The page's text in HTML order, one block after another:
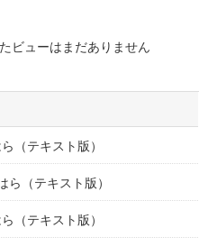
ビューはまだありません
（テキスト版）
（テキスト版）
（テキスト版）